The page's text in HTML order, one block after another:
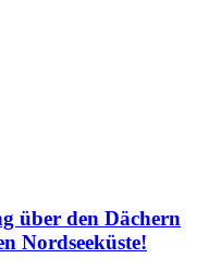
über den Dächern
Nordseeküste!